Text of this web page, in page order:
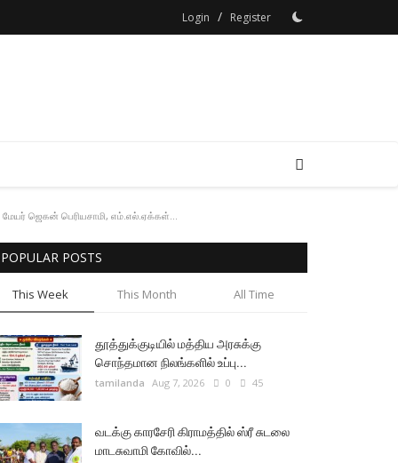
Login / Register
ஜெகன் பெரியசாமி, எம்.எல்.ஏக்கள்...
POPULAR POSTS
This Week This Month All Time
தூத்துக்குடியில் மத்திய அரசுக்கு
சொந்தமான நிலங்களில் உப்பு...
tamilanda Aug 7, 2026 0 45
வடக்கு காரசேரி கிராமத்தில் ஸ்ரீ சுடலை
மாடசுவாமி கோவில்...